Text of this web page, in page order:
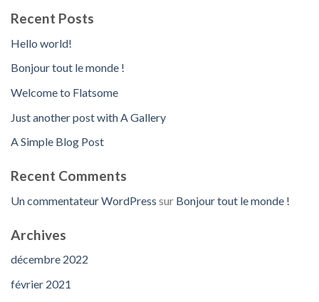
Recent Posts
Hello world!
Bonjour tout le monde !
Welcome to Flatsome
Just another post with A Gallery
A Simple Blog Post
Recent Comments
Un commentateur WordPress sur Bonjour tout le monde !
Archives
décembre 2022
février 2021